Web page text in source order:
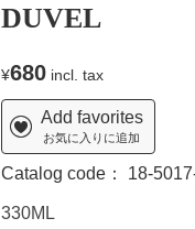
DUVEL
¥680incl. tax
Add favorites
お気に入りに追加
Catalog code： 18-
330ML